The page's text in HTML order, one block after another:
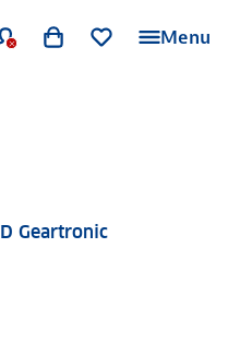
Menu
Geartronic